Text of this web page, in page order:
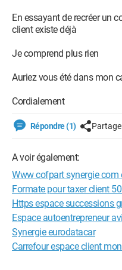
En essayant de recréer un
client existe déjà
Je comprend plus rien
Auriez vous été dans mon
Cordialement
Répondre (1)
A voir également:
Www cofpart synergie com
Formate pour taxer client
Https espace successions
Espace autoentrepreneur
Synergie eurodatacar
Carrefour espace client